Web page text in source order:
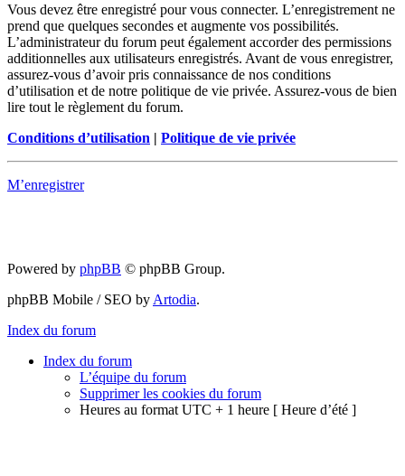
Vous devez être enregistré pour vous connecter. L’enregistrement ne
prend que quelques secondes et augmente vos possibilités.
L’administrateur du forum peut également accorder des permissions
additionnelles aux utilisateurs enregistrés. Avant de vous enregistrer,
assurez-vous d’avoir pris connaissance de nos conditions
d’utilisation et de notre politique de vie privée. Assurez-vous de bien
lire tout le règlement du forum.
Conditions d’utilisation | Politique de vie privée
M’enregistrer
Powered by phpBB © phpBB Group.
phpBB Mobile / SEO by Artodia.
Index du forum
Index du forum
L’équipe du forum
Supprimer les cookies du forum
Heures au format UTC + 1 heure [ Heure d’été ]